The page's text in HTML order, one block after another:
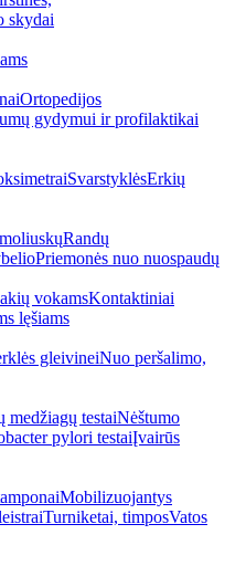
skydai
Ortopedijos
gydymui ir profilaktikai
SvarstyklėsErkių
Randų
Priemonės nuo nuospaudų
vokamsKontaktiniai
lęšiams
gleivineiNuo peršalimo,
medžiagų testaiNėštumo
pylori testaiĮvairūs
Mobilizuojantys
Turniketai, timposVatos